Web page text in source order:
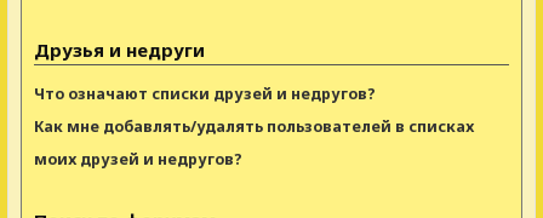
Друзья и недруги
Что означают списки друзей и недругов?
Как мне добавлять/удалять пользователей в списках
моих друзей и недругов?